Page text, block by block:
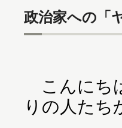
政治家への「
こんにち
りの人たち